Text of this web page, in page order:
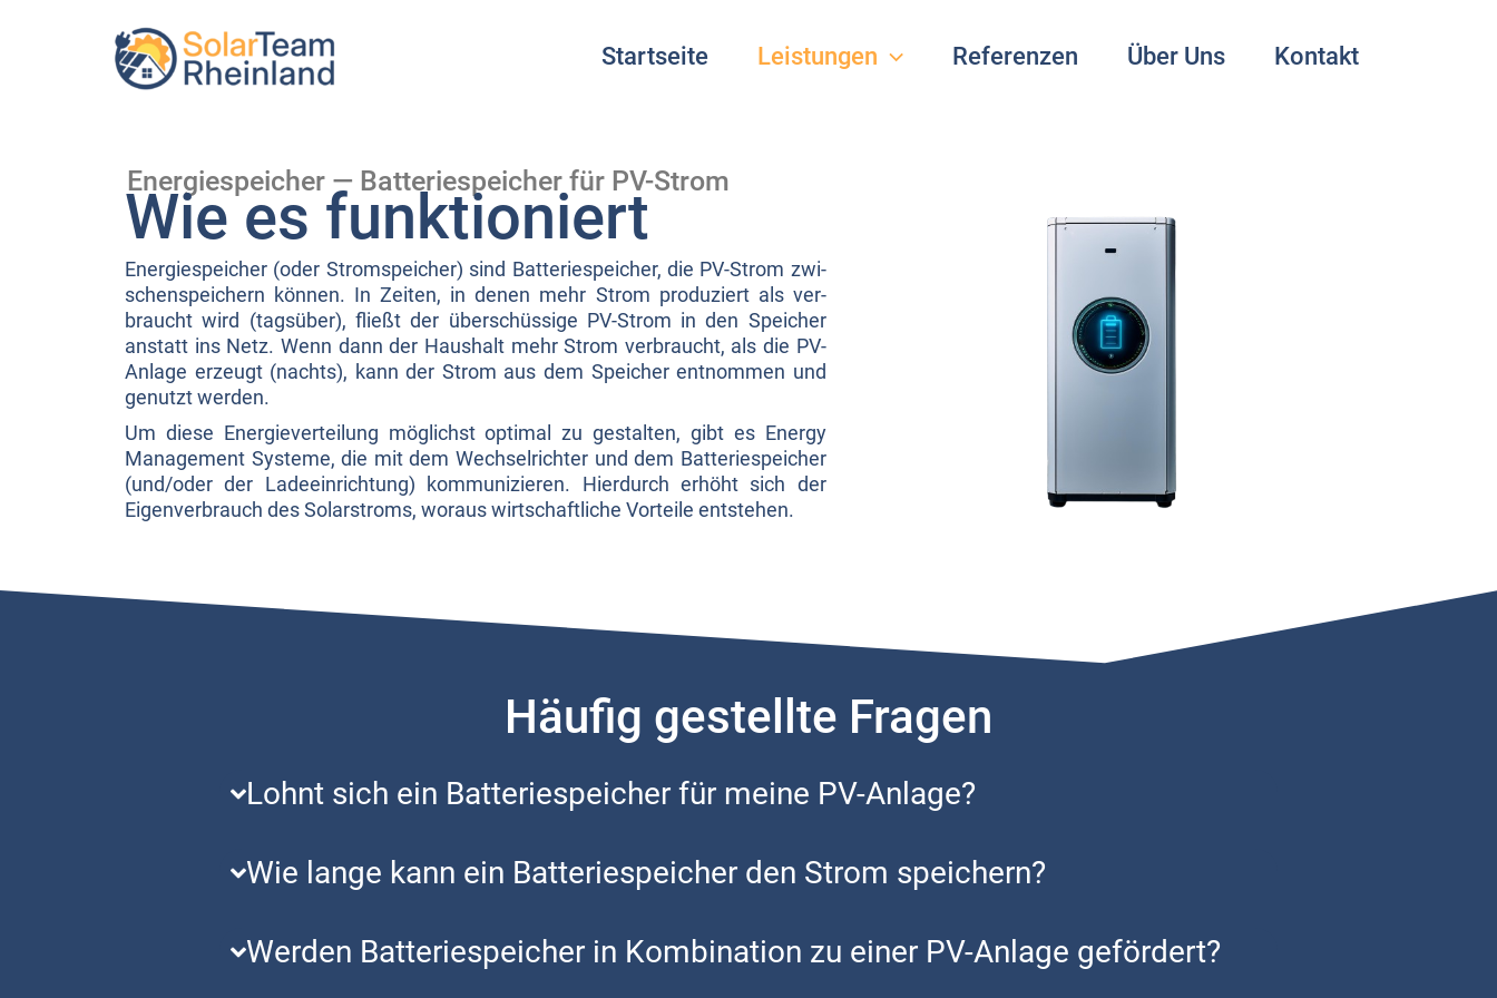
Startseite Leistungen Referenzen Über Uns Kontakt
Energiespeicher — Batteriespeicher für PV-Strom
Wie es funktioniert
Ener­gie­spei­cher (oder Strom­spei­cher) sind Bat­te­rie­spei­cher, die PV-Strom zwi­
schen­spei­chern kön­nen. In Zei­ten, in denen mehr Strom pro­du­ziert als ver­
braucht wird (tags­über), fließt der über­schüs­si­ge PV-Strom in den Spei­cher
anstatt ins Netz. Wenn dann der Haus­halt mehr Strom ver­braucht, als die PV-
Anla­ge erzeugt (nachts), kann der Strom aus dem Spei­cher ent­nom­men und
genutzt wer­den.
Um die­se Ener­gie­ver­tei­lung mög­lichst opti­mal zu gestal­ten, gibt es Ener­gy
Manage­ment Sys­te­me, die mit dem Wech­sel­rich­ter und dem Bat­te­rie­spei­cher
(und/oder der Lade­ein­rich­tung) kom­mu­ni­zie­ren. Hier­durch erhöht sich der
Eigen­ver­brauch des Solar­stroms, wor­aus wirt­schaft­li­che Vor­tei­le ent­ste­hen.
Häufig gestellte Fragen
Lohnt sich ein Bat­te­rie­spei­cher für mei­ne PV-Anla­ge?
Wie lan­ge kann ein Bat­te­rie­spei­cher den Strom spei­chern?
Wer­den Bat­te­rie­spei­cher in Kom­bi­na­ti­on zu einer PV-Anla­ge geför­dert?